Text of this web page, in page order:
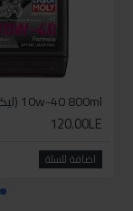
120.00LE
اضافة للسلة